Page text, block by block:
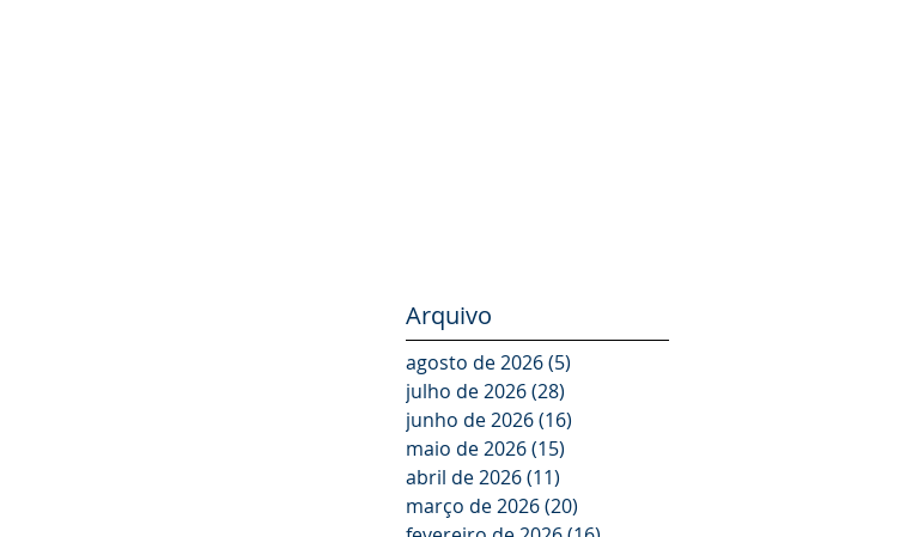
Arquivo
agosto de 2026(5)
julho de 2026(28)
junho de 2026(16)
maio de 2026(15)
abril de 2026(11)
março de 2026(20)